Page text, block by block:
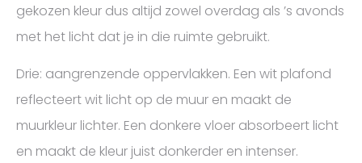
gekozen kleur dus altijd zowel overdag als ’s avonds
met het licht dat je in die ruimte gebruikt.
Drie: aangrenzende oppervlakken. Een wit plafond
reflecteert wit licht op de muur en maakt de
muurkleur lichter. Een donkere vloer absorbeert licht
en maakt de kleur juist donkerder en intenser.